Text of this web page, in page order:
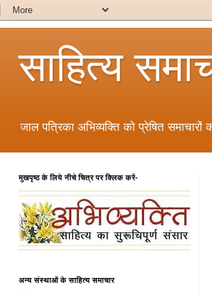
साहित्य
जाल पत्रिका अभिव्यक्ति को प्रेषित समाचारों
मुखपृष्ठ के लिये नीचे चित्र पर क्लिक करें-
अन्य संस्थाओं के साहित्य समाचार